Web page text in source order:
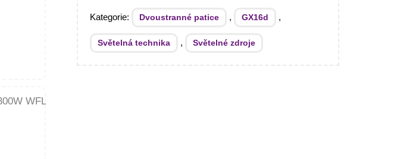
Kategorie: Dvoustranné patice , GX16d ,
Světelná technika , Světelné zdroje